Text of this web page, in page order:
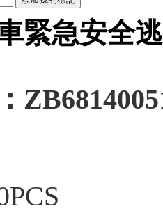
緊急安全